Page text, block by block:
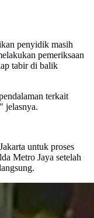
penyidik masih
pemeriksaan
tabir di balik
terkait
jelasnya.
untuk proses
Metro Jaya setelah